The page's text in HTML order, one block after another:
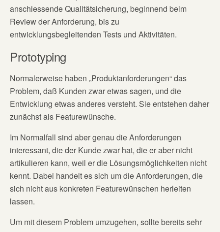
anschiessende Qualitätsicherung, beginnend beim
Review der Anforderung, bis zu
entwicklungsbegleitenden Tests und Aktivitäten.
Prototyping
Normalerweise haben „Produktanforderungen“ das
Problem, daß Kunden zwar etwas sagen, und die
Entwicklung etwas anderes versteht. Sie entstehen daher
zunächst als Featurewünsche.
Im Normalfall sind aber genau die Anforderungen
interessant, die der Kunde zwar hat, die er aber nicht
artikulieren kann, weil er die Lösungsmöglichkeiten nicht
kennt. Dabei handelt es sich um die Anforderungen, die
sich nicht aus konkreten Featurewünschen herleiten
lassen.
Um mit diesem Problem umzugehen, sollte bereits sehr